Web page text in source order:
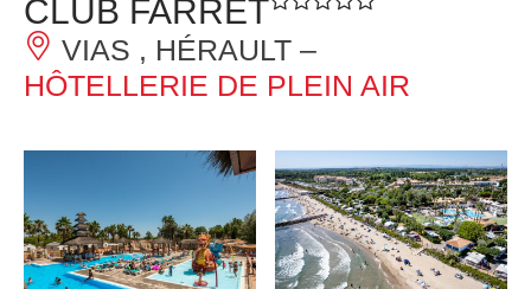
CLUB FARRET
VIAS , HÉRAULT –
HÔTELLERIE DE PLEIN AIR